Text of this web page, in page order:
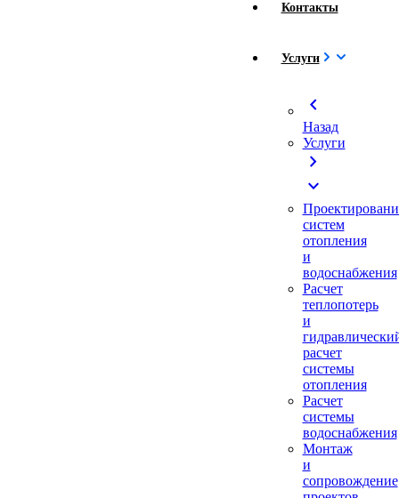
Контакты
Услуги
chevron_left
Назад
Услуги
chevron_right
expand_more
систем
отопления
и
водоснабжения
Расчет
теплопотерь
и
расчет
системы
отопления
Расчет
системы
водоснабжения
Монтаж
и
сопровождение